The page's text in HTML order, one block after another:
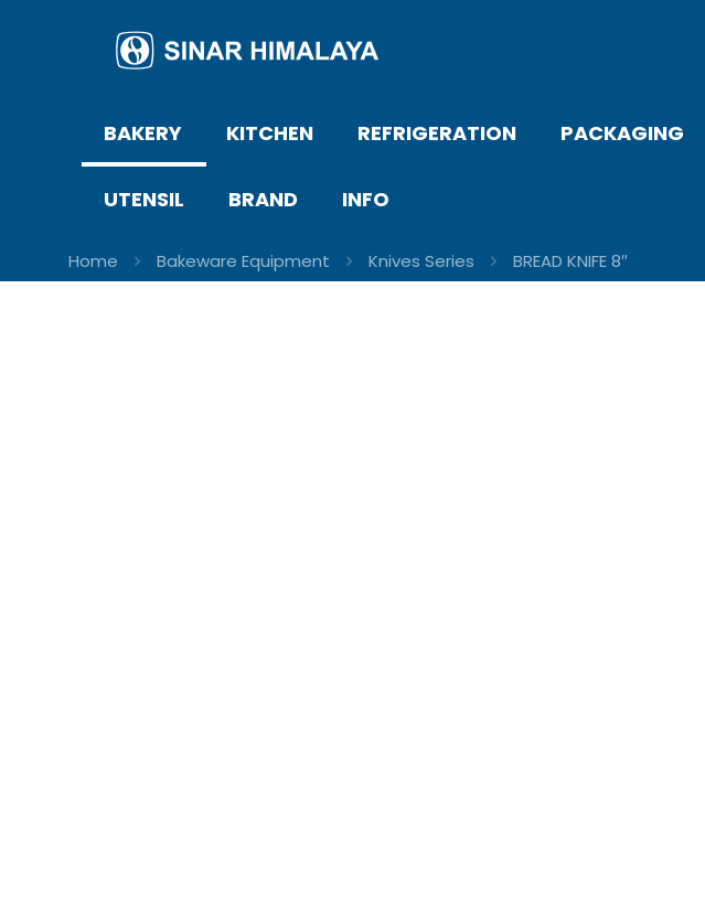
BAKERY KITCHEN REFRIGERATION PACKAGING
UTENSIL BRAND INFO
Home Bakeware Equipment Knives Series BREAD KNIFE 8″